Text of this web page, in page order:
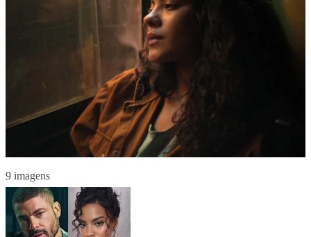
9 imagens